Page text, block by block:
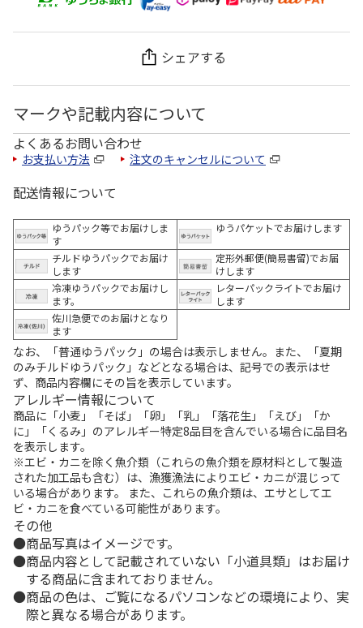
シェアする
マークや記載内容について
よくあるお問い合わせ
お支払い方法 注文のキャンセルについて
配送情報について
ゆうパック等でお届けしま
す
ゆうパケットでお届けします
チルドゆうパックでお届け
します
定形外郵便(簡易書留)でお届
けします
冷凍ゆうパックでお届けし
ます。
レターパックライトでお届け
します
佐川急便でのお届けとなり
ます
なお、「普通ゆうパック」の場合は表示しません。また、「夏期
のみチルドゆうパック」などとなる場合は、記号での表示はせ
ず、商品内容欄にその旨を表示しています。
アレルギー情報について
商品に「小麦」「そば」「卵」「乳」「落花生」「えび」「か
に」「くるみ」のアレルギー特定8品目を含んでいる場合に品目名
を表示します。
※エビ・カニを除く魚介類（これらの魚介類を原材料として製造
された加工品も含む）は、漁獲漁法によりエビ・カニが混じって
いる場合があります。 また、これらの魚介類は、エサとしてエ
ビ・カニを食べている可能性があります。
その他
商品写真はイメージです。
商品内容として記載されていない「小道具類」はお届け
する商品に含まれておりません。
商品の色は、ご覧になるパソコンなどの環境により、実
際と異なる場合があります。